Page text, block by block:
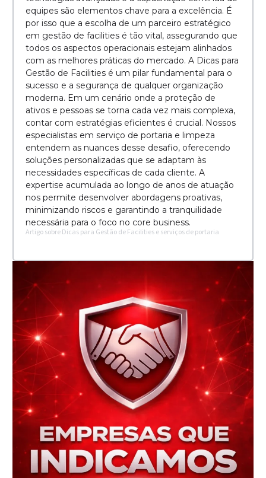
equipes são elementos chave para a excelência. É
por isso que a escolha de um parceiro estratégico
em gestão de facilities é tão vital, assegurando que
todos os aspectos operacionais estejam alinhados
com as melhores práticas do mercado. A Dicas para
Gestão de Facilities é um pilar fundamental para o
sucesso e a segurança de qualquer organização
moderna. Em um cenário onde a proteção de
ativos e pessoas se torna cada vez mais complexa,
contar com estratégias eficientes é crucial. Nossos
especialistas em serviço de portaria e limpeza
entendem as nuances desse desafio, oferecendo
soluções personalizadas que se adaptam às
necessidades específicas de cada cliente. A
expertise acumulada ao longo de anos de atuação
nos permite desenvolver abordagens proativas,
minimizando riscos e garantindo a tranquilidade
necessária para o foco no core business.
Artigo sobre Dicas para Gestão de Facilities e serviços de portaria